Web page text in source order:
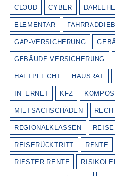
CLOUD CYBER
ELEMENTAR
GAP-VERSICHERUNG
GEBÄUDE VERSICHERUNG
HAFTPFLICHT HAUSRAT
INTERNET KFZ
MIETSACHSCHÄDEN
REGIONALKLASSEN REISE
REISERÜCKTRITT RENTE
RIESTER RENTE